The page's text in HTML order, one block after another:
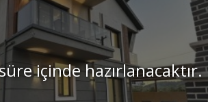
içinde hazırlanacaktır.